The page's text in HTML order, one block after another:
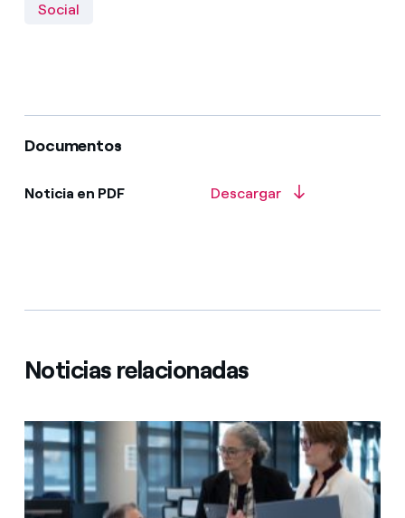
Social
Documentos
Noticia en PDF Descargar
Noticias relacionadas